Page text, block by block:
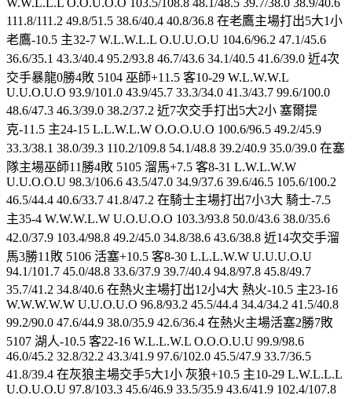
111.8/111.2 49.8/51.5 38.6/40.4 40.8/36.8 在老鷹主場打出5大1小
老鷹-10.5 主32-7 W.L.W.L.L O.U.U.O.U 104.6/96.2 47.1/45.6
36.6/35.1 43.3/40.4 95.2/93.8 46.7/43.6 34.1/40.5 41.6/39.0 近4次
交手暴龍0勝4敗 5104 巫師+11.5 客10-29 W.L.W.W.L
U.U.O.U.O 93.9/101.0 43.9/45.7 33.3/34.0 41.3/43.7 99.6/100.0
48.6/47.3 46.3/39.0 38.2/37.2 近7次交手打出5大2小 塞爾提
克-11.5 主24-15 L.L.W.L.W O.O.O.U.O 100.6/96.5 49.2/45.9
33.3/38.1 38.0/39.3 110.2/109.8 54.1/48.8 39.2/40.9 35.0/39.0 在塞
隊主場巫師11勝4敗 5105 溜馬+7.5 客8-31 L.W.L.W.W
U.U.O.O.U 98.3/106.6 43.5/47.0 34.9/37.6 39.6/46.5 105.6/100.2
46.5/44.4 40.6/33.7 41.8/47.2 在騎士主場打出7小3大 騎士-7.5
主35-4 W.W.W.L.W U.O.U.O.O 103.3/93.8 50.0/43.6 38.0/35.6
42.0/37.9 103.4/98.8 49.2/45.0 34.8/38.6 43.6/38.8 近14次交手溜
馬3勝11敗 5106 活塞+10.5 客8-30 L.L.L.W.W U.U.U.O.U
94.1/101.7 45.0/48.8 33.6/37.9 39.7/40.4 94.8/97.8 45.8/49.7
35.7/41.2 34.8/40.6 在熱火主場打出12小4大 熱火-10.5 主23-16
W.W.W.W.W U.U.O.U.O 96.8/93.2 45.5/44.4 34.4/34.2 41.5/40.8
99.2/90.0 47.6/44.9 38.0/35.9 42.6/36.4 在熱火主場活塞2勝7敗
5107 湖人-10.5 客22-16 W.L.L.W.L O.O.O.U.U 99.9/98.6
46.0/45.2 32.8/32.2 43.3/41.9 97.6/102.0 45.5/47.9 33.7/36.5
41.8/39.4 在灰狼主場交手5大1小 灰狼+10.5 主10-29 L.W.L.L.L
U.O.U.O.U 97.8/103.3 45.6/46.9 33.5/35.9 43.6/41.9 102.4/107.8